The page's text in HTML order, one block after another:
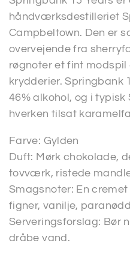
håndværksdestilleriet
Campbeltown. Den er
overvejende fra
røgnoter et fint
krydderier. Springbank
46% alkohol, og i
hverken tilsat
Farve: Gylden
Duft: Mørk chokolade,
tovværk, ristede
Smagsnoter: En
figner, vanilje,
Serveringsforslag: Bør
dråbe vand.